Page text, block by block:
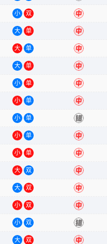
小 双 中
大 单 中
大 单 中
大 单 中
小 单 中
小 单 中
小 单 错
小 单 中
小 单 中
大 双 中
大 双 中
小 双 中
小 双 错
大 双 中